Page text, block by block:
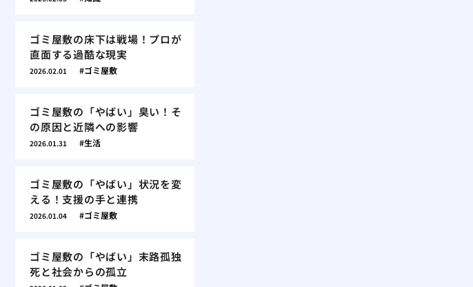
ゴミ屋敷の床下は戦場！プロが
直面する過酷な現実
2026.02.01 ゴミ屋敷
ゴミ屋敷の「やばい」臭い！そ
の原因と近隣への影響
2026.01.31 生活
ゴミ屋敷の「やばい」状況を変
える！支援の手と連携
2026.01.04 ゴミ屋敷
ゴミ屋敷の「やばい」末路孤独
死と社会からの孤立